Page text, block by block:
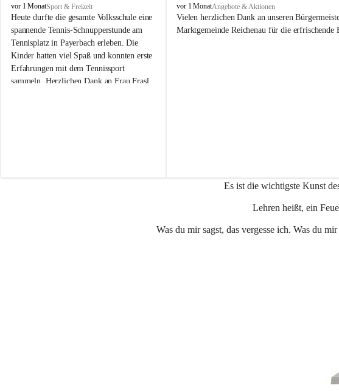
V
o
l
k
s
s
c
h
e
vor 1 MonatSport & Freizeit
Heute durfte die gesamte Volksschule eine
spannende Tennis-Schnupperstunde am
Tennisplatz in Payerbach erleben. Die
Kinder hatten viel Spaß und konnten erste
Erfahrungen mit dem Tennissport
sammeln. Herzlichen Dank an Frau Frasl
V
o
l
e
vor 1 MonatAngebote & Aktionen
Vielen herzlichen Dank an unseren
Marktgemeinde Reichenau für die erfrischende
Es ist die wichtigste Kunst
Lehren heißt, ein
Was du mir sagst, das vergesse ich. Was du